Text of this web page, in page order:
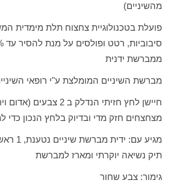
מהשיניים)
פועלת בטכנולוגיית צחצוח תלת מימדית
ממברשת ידנית
מברשת השיניים המומלצת ע"י רופאי
חיישן לחץ חזיתי הנדלק ב 2 צבעים (אדום
מצחצחים חזק מדי ובדיוק בלחץ הנכון כדי
מגיע
תיק נשיאה יוקרתי ומארז למברשת
גימור: צבע שחור